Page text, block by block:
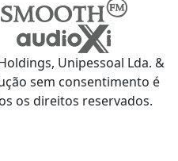
Unipessoal Lda. &
sem consentimento é
os direitos reservados.